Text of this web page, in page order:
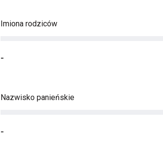
Imiona rodziców
-
Nazwisko panieńskie
-